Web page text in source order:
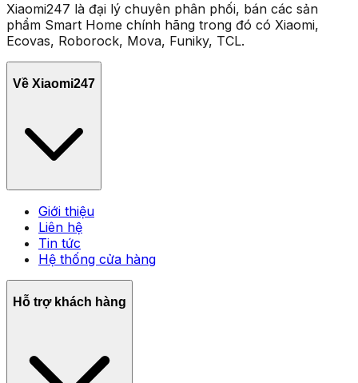
Xiaomi247 là đại lý chuyên phân phối, bán các sản
phẩm Smart Home chính hãng trong đó có Xiaomi,
Ecovas, Roborock, Mova, Funiky, TCL.
Về Xiaomi247
Giới thiệu
Liên hệ
Tin tức
Hệ thống cửa hàng
Hỗ trợ khách hàng